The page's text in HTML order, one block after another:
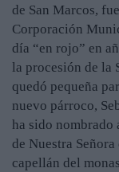
de San Marcos,
Corporación
día “en rojo” en
la procesión de la
quedó pequeña
nuevo párroco,
ha sido
de Nuestra
capellán del